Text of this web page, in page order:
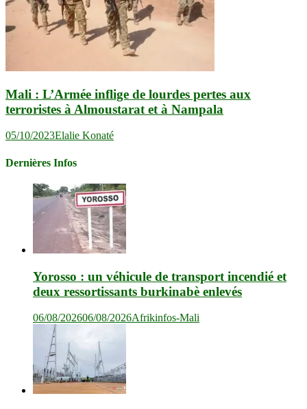
Mali : L’Armée inflige de lourdes pertes aux
terroristes à Almoustarat et à Nampala
05/10/2023Elalie Konaté
Dernières Infos
Yorosso : un véhicule de transport incendié et
deux ressortissants burkinabè enlevés
06/08/202606/08/2026Afrikinfos-Mali